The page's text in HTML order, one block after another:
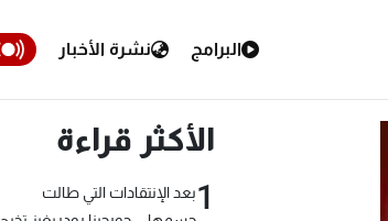
البرامج نشرة الأخبار
الأكثر قراءة
1بعد الإنتقادات التي طالت